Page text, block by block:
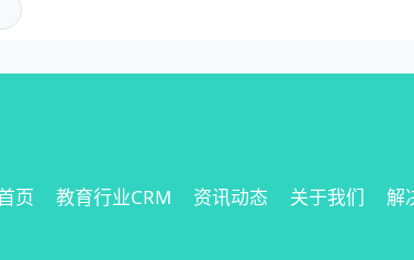
页 教育行业CRM 资讯动态 关于我们 解